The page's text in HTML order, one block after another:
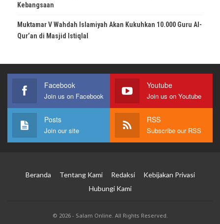
Kebangsaan
Muktamar V Wahdah Islamiyah Akan Kukuhkan 10.000 Guru Al-
Qur’an di Masjid Istiqlal
Facebook
Join us on Facebook
Youtube
Join us on Youtube
Posts
Join our site
RSS
Subscribe our RSS
Beranda Tentang Kami Redaksi
Kebijakan Privasi
Hubungi Kami
© 2026 - Salam Online. All Rights Reserved.